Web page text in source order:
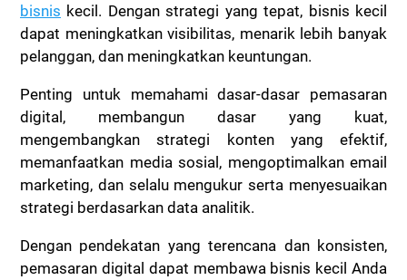
bisnis kecil. Dengan strategi yang tepat, bisnis kecil
dapat meningkatkan visibilitas, menarik lebih banyak
pelanggan, dan meningkatkan keuntungan.
Penting untuk memahami dasar-dasar pemasaran
digital, membangun dasar yang kuat,
mengembangkan strategi konten yang efektif,
memanfaatkan media sosial, mengoptimalkan email
marketing, dan selalu mengukur serta menyesuaikan
strategi berdasarkan data analitik.
Dengan pendekatan yang terencana dan konsisten,
pemasaran digital dapat membawa bisnis kecil Anda